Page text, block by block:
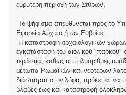
ευρύτερη περιοχή των Στύρων.
Το ψήφισμα απευθύνεται προς το
Εφορεία Αρχαιοτήτων Ευβοίας.
Η καταστροφή αρχαιολογικών
εγκατάσταση του αιολικού "πάρκου"
τεράστια, καθώς οι πολυάριθμες
μέτωπα Ρωμαϊκών και νεότερων
διάσπαρτα στον λόφο, πρόκειται να
βλάβες έως και καταστροφή